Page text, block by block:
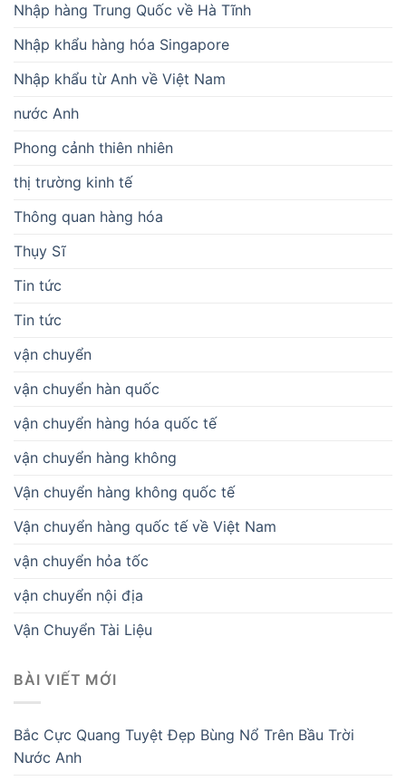
Nhập hàng Trung Quốc về Hà Tĩnh
Nhập khẩu hàng hóa Singapore
Nhập khẩu từ Anh về Việt Nam
nước Anh
Phong cảnh thiên nhiên
thị trường kinh tế
Thông quan hàng hóa
Thụy Sĩ
Tin tức
Tin tức
vận chuyển
vận chuyển hàn quốc
vận chuyển hàng hóa quốc tế
vận chuyển hàng không
Vận chuyển hàng không quốc tế
Vận chuyển hàng quốc tế về Việt Nam
vận chuyển hỏa tốc
vận chuyển nội địa
Vận Chuyển Tài Liệu
BÀI VIẾT MỚI
Bắc Cực Quang Tuyệt Đẹp Bùng Nổ Trên Bầu Trời
Nước Anh